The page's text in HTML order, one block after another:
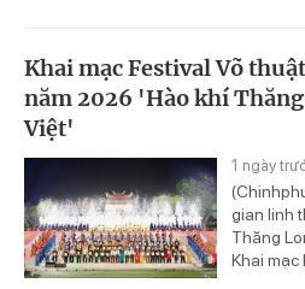
Khai mạc Festival Võ
năm 2026 'Hào khí
Việt'
1 ngày
gian linh
Thăng
Khai mạc